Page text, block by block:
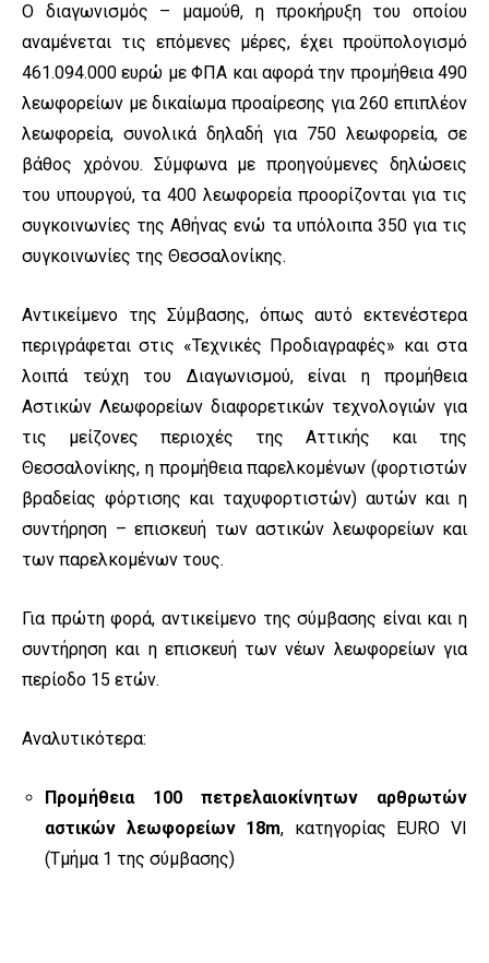
Ο διαγωνισμός – μαμούθ, η προκήρυξη του οποίου
αναμένεται τις επόμενες μέρες, έχει προϋπολογισμό
461.094.000 ευρώ με ΦΠΑ και αφορά την προμήθεια 490
λεωφορείων με δικαίωμα προαίρεσης για 260 επιπλέον
λεωφορεία, συνολικά δηλαδή για 750 λεωφορεία, σε
βάθος χρόνου. Σύμφωνα με προηγούμενες δηλώσεις
του υπουργού, τα 400 λεωφορεία προορίζονται για τις
συγκοινωνίες της Αθήνας ενώ τα υπόλοιπα 350 για τις
συγκοινωνίες της Θεσσαλονίκης.
Αντικείμενο της Σύμβασης, όπως αυτό εκτενέστερα
περιγράφεται στις «Τεχνικές Προδιαγραφές» και στα
λοιπά τεύχη του Διαγωνισμού, είναι η προμήθεια
Αστικών Λεωφορείων διαφορετικών τεχνολογιών για
τις μείζονες περιοχές της Αττικής και της
Θεσσαλονίκης, η προμήθεια παρελκομένων (φορτιστών
βραδείας φόρτισης και ταχυφορτιστών) αυτών και η
συντήρηση – επισκευή των αστικών λεωφορείων και
των παρελκομένων τους.
Για πρώτη φορά, αντικείμενο της σύμβασης είναι και η
συντήρηση και η επισκευή των νέων λεωφορείων για
περίοδο 15 ετών.
Αναλυτικότερα:
Προμήθεια 100 πετρελαιοκίνητων αρθρωτών
αστικών λεωφορείων 18m, κατηγορίας EURO VI
(Τμήμα 1 της σύμβασης)